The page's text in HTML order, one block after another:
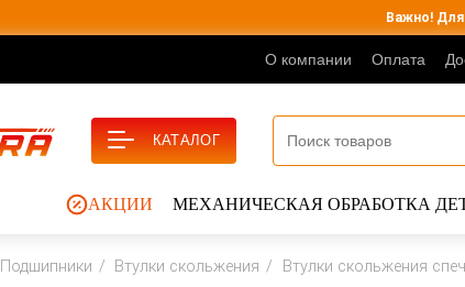
Важно!
О компании Оплата
АКЦИИ МЕХАНИЧЕСКАЯ ОБРАБОТКА
КАТАЛОГ
Подшипники Втулки скольжения Втулки скольжения